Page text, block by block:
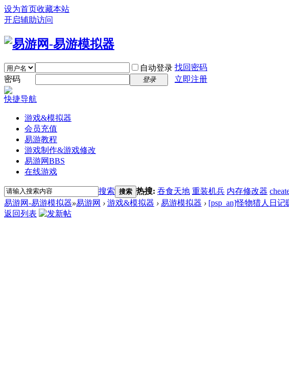
设为首页收藏本站
开启辅助访问
自动登录 找回密码
密码
登录 立即注册
快捷导航
游戏&模拟器
会员充值
易游教程
游戏制作&游戏修改
易游网BBS
在线游戏
搜索 搜索 热搜: 吞食天地 重装机兵 内存修改器
易游网-易游模拟器»易游网 › 游戏&模拟器 › 易游模拟器 › [psp_an]怪物猎人日
返回列表